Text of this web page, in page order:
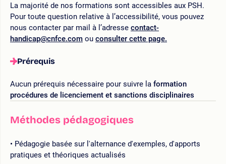
La majorité de nos formations sont accessibles aux PSH.
Pour toute question relative à l’accessibilité, vous pouvez
nous contacter par mail à l’adresse contact-
handicap@cnfce.com ou consulter cette page.
Prérequis
Aucun prérequis nécessaire pour suivre la formation
procédures de licenciement et sanctions disciplinaires
Méthodes pédagogiques
Pédagogie basée sur l'alternance d'exemples, d'apports
pratiques et théoriques actualisés